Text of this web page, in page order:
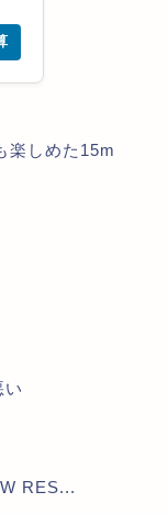
楽しめた15m
い
RES...